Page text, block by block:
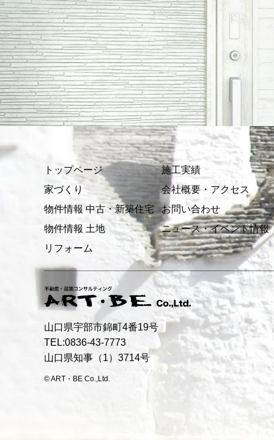
トップページ
家づくり
物件情報 中古・新築住宅
物件情報 土地
リフォーム
施工実績
会社概要・アクセス
お問い合わせ
ニュース・イベント情報
山口県宇部市錦町4番19号
TEL:0836-43-7773
山口県知事（1）3714号
© ART・BE Co.,Ltd.